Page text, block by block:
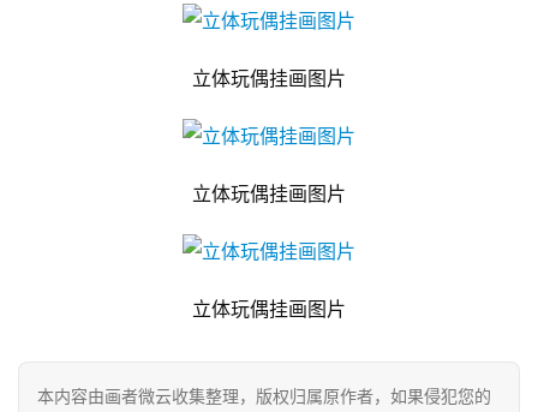
立体玩偶挂画图片
立体玩偶挂画图片
立体玩偶挂画图片
本内容由画者微云收集整理，版权归属原作者，如果侵犯您的